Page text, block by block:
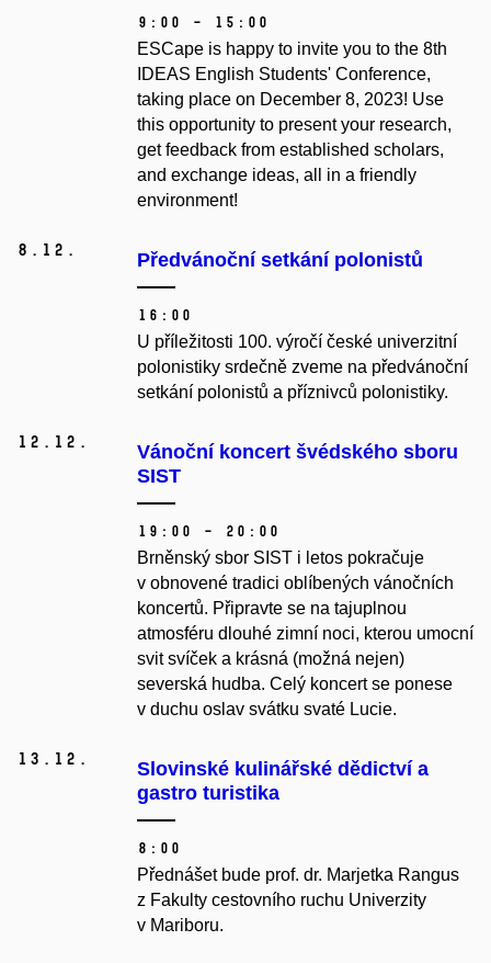
9:00 – 15:00
ESCape is happy to invite you to the 8th
IDEAS English Students' Conference,
taking place on December 8, 2023! Use
this opportunity to present your research,
get feedback from established scholars,
and exchange ideas, all in a friendly
environment!
8. 12. Předvánoční setkání polonistů
16:00
U příležitosti 100. výročí české univerzitní
polonistiky srdečně zveme na předvánoční
setkání polonistů a příznivců polonistiky.
12. 12.
Vánoční koncert švédského sboru
SIST
19:00 – 20:00
Brněnský sbor SIST i letos pokračuje
v obnovené tradici oblíbených vánočních
koncertů. Připravte se na tajuplnou
atmosféru dlouhé zimní noci, kterou umocní
svit svíček a krásná (možná nejen)
severská hudba. Celý koncert se ponese
v duchu oslav svátku svaté Lucie.
13. 12.
Slovinské kulinářské dědictví a
gastro turistika
8:00
Přednášet bude prof. dr. Marjetka Rangus
z Fakulty cestovního ruchu Univerzity
v Mariboru.